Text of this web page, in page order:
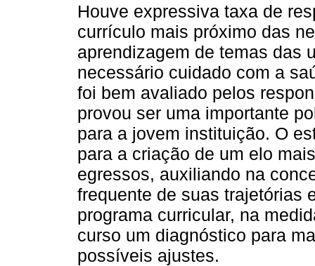
Houve expressiva taxa de
currículo mais próximo das
aprendizagem de temas das
necessário cuidado com a
foi bem avaliado pelos
provou ser uma importante
para a jovem instituição. O
para a criação de um elo
egressos, auxiliando na
frequente de suas trajetórias
programa curricular, na
curso um diagnóstico para
possíveis ajustes.